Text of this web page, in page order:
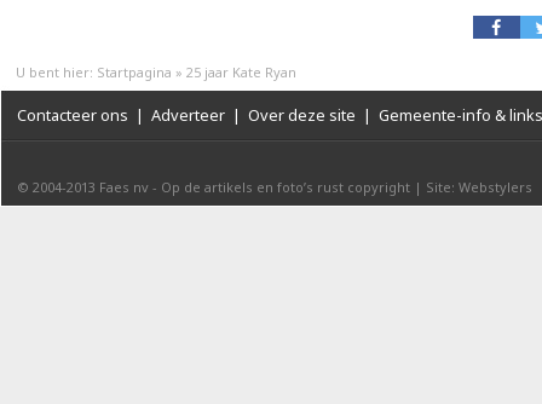
U bent hier: Startpagina » 25 jaar Kate Ryan
Contacteer ons | Adverteer | Over deze site | Gemeente-info & links
© 2004-2013 Faes nv - Op de artikels en foto’s rust copyright | Site: Webstylers